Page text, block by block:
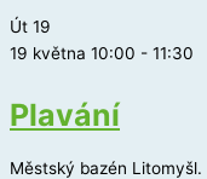
Út 19
19 května 10:00 - 11:30
Plavání
Městský bazén Litomyšl.